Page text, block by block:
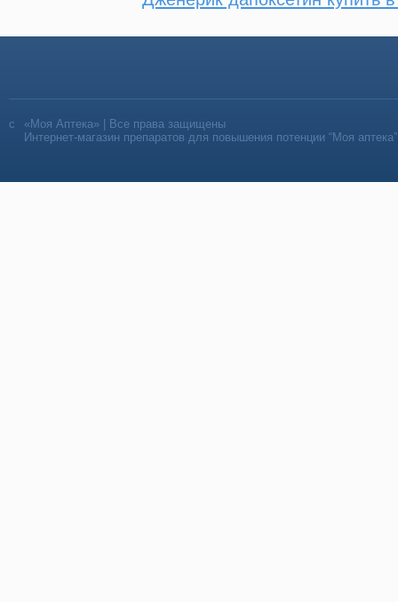
«Моя Аптека» | Все права защищены
Интернет-магазин препаратов для повышения потенции “Моя